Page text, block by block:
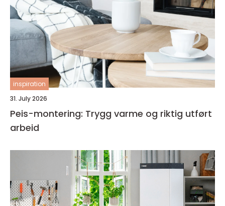
inspiration
31. July 2026
Peis-montering: Trygg varme og riktig utført
arbeid